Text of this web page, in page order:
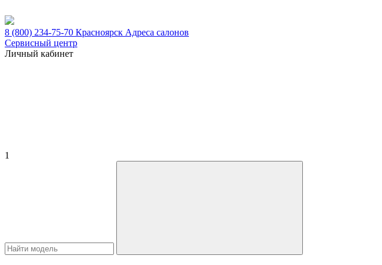
8 (800) 234-75-70 Красноярск Адреса салонов
Сервисный центр
Личный кабинет
1